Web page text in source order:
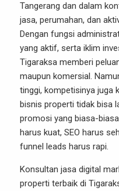
Tangerang dan dalam
jasa, perumahan, dan
Dengan fungsi
yang aktif, serta iklim
Tigaraksa memberi
maupun komersial.
tinggi, kompetisinya juga
bisnis properti tidak bisa
promosi yang biasa-
harus kuat, SEO harus
funnel leads harus rapi.
Konsultan jasa digital
properti terbaik di